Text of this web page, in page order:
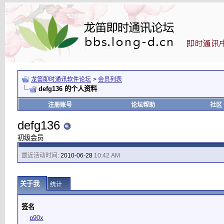
龙笛即时通讯软件论坛 > 会员列表
defg136 的个人资料
注册账号 论坛帮助 社区
defg136
初级会员
最近活动时间: 2010-06-28 10:42 AM
关于我 统计
签名
p90x